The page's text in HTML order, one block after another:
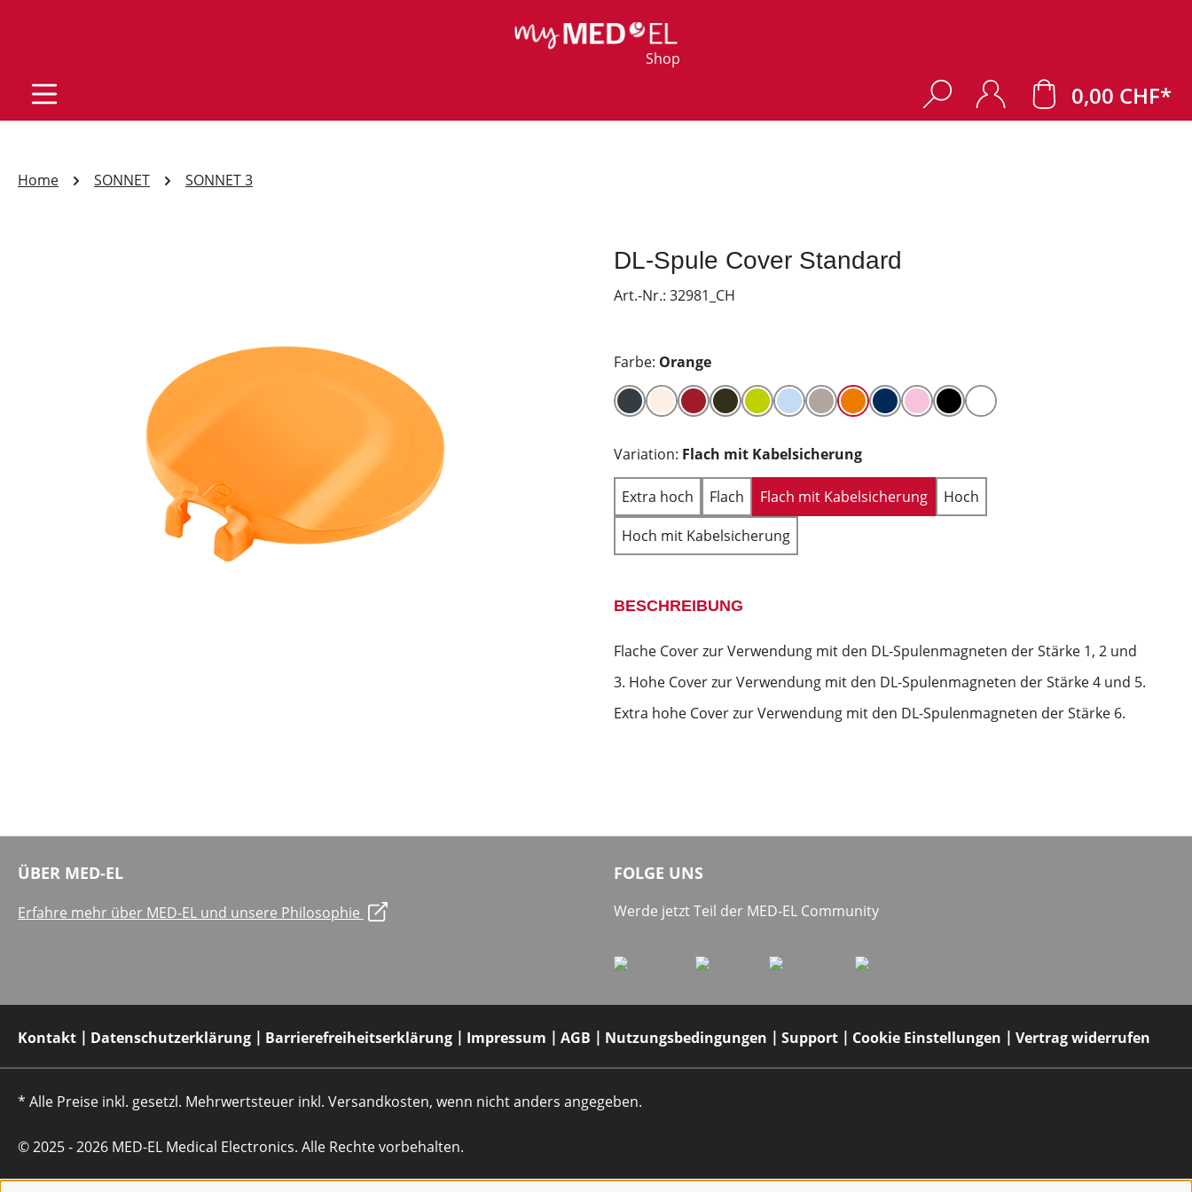
Shop
0,00 CHF*
Home SONNET SONNET 3
DL-Spule Cover Standard
Art.-Nr.: 32981_CH
Farbe: Orange
Variation: Flach mit Kabelsicherung
Extra hoch Flach Flach mit Kabelsicherung
Hoch
Hoch mit Kabelsicherung
BESCHREIBUNG
Flache Cover zur Verwendung mit den DL-Spulenmagneten der Stärke 1, 2 und
3. Hohe Cover zur Verwendung mit den DL-Spulenmagneten der Stärke 4 und 5.
Extra hohe Cover zur Verwendung mit den DL-Spulenmagneten der Stärke 6.
ÜBER MED-EL
Erfahre mehr über MED-EL und unsere Philosophie
FOLGE UNS
Werde jetzt Teil der MED-EL Community
Kontakt Datenschutzerklärung Barrierefreiheitserklärung Impressum AGB Nutzungsbedingungen Support Cookie Einstellungen Vertrag widerrufen
* Alle Preise inkl. gesetzl. Mehrwertsteuer inkl. Versandkosten, wenn nicht anders angegeben.
© 2025 - 2026 MED-EL Medical Electronics. Alle Rechte vorbehalten.